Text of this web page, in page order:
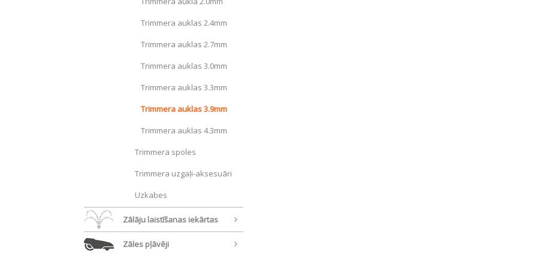
Trimmera auklas 2.4mm
Trimmera auklas 2.7mm
Trimmera auklas 3.0mm
Trimmera auklas 3.3mm
Trimmera auklas 3.9mm
Trimmera auklas 4.3mm
Trimmera spoles
Trimmera uzgaļi-aksesuāri
Uzkabes
Zālāju laistīšanas iekārtas
Zāles pļāvēji